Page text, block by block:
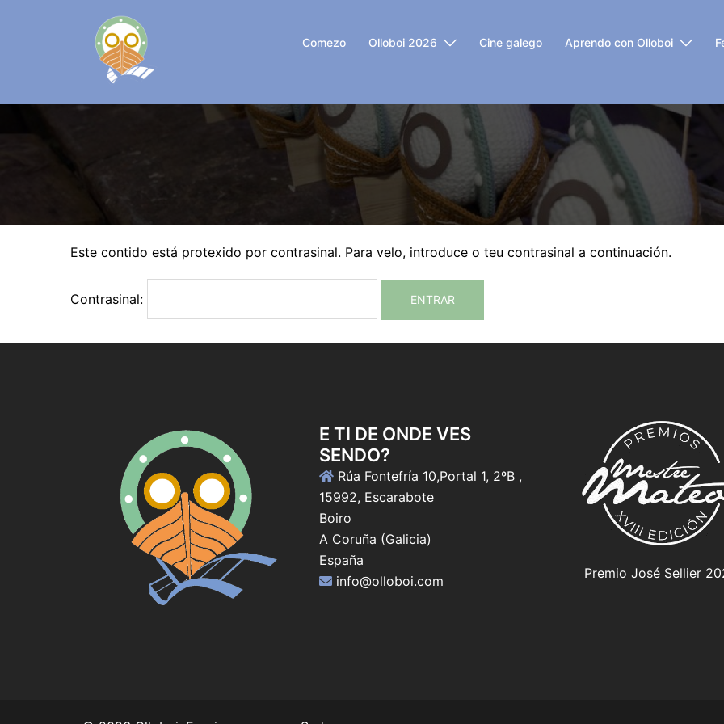
Comezo Olloboi 2026 Cine galego Aprendo con Olloboi
Este contido está protexido por contrasinal. Para velo, introduce o teu contrasinal a continuación.
Contrasinal:
E TI DE ONDE VES
SENDO?
Rúa Fontefría 10,Portal 1, 2ºB ,
15992, Escarabote
Boiro
A Coruña (Galicia)
España
info@olloboi.com
Premio José Sellier